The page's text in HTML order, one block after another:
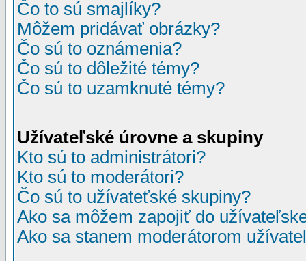
Čo to sú smajlíky?
Môžem pridávať obrázky?
Čo sú to oznámenia?
Čo sú to dôležité témy?
Čo sú to uzamknuté témy?
Užívateľské úrovne a skupiny
Kto sú to administrátori?
Kto sú to moderátori?
Čo sú to užívateťské skupiny?
Ako sa môžem zapojiť do
Ako sa stanem moderátorom